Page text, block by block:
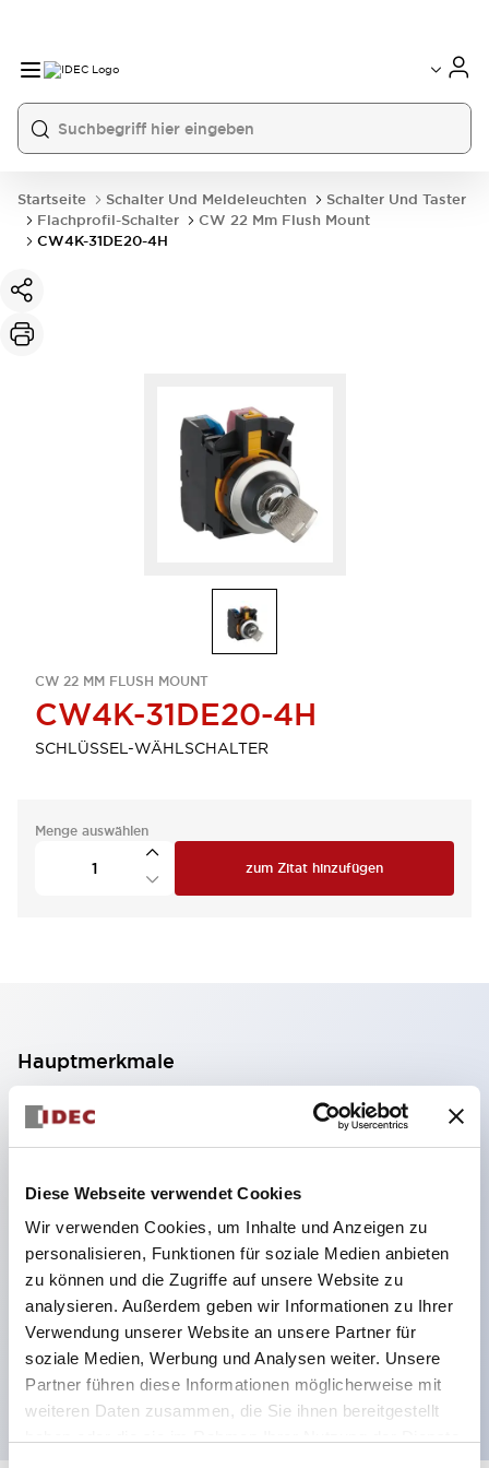
Diese Webseite verwendet Cookies
Wir verwenden Cookies, um Inhalte und Anzeigen zu
personalisieren, Funktionen für soziale Medien anbieten
zu können und die Zugriffe auf unsere Website zu
analysieren. Außerdem geben wir Informationen zu Ihrer
Verwendung unserer Website an unsere Partner für
soziale Medien, Werbung und Analysen weiter. Unsere
Partner führen diese Informationen möglicherweise mit
weiteren Daten zusammen, die Sie ihnen bereitgestellt
Startseite Schalter Und Meldeleuchten
Schalter Und Taster
Flachprofil-Schalter
CW 22 Mm Flush Mount
CW4K-31DE20-4H
CW 22 MM FLUSH MOUNT
CW4K-31DE20-4H
SCHLÜSSEL-WÄHLSCHALTER
Menge auswählen
zum Zitat hinzufügen
Hauptmerkmale
2-Kontakt-Block mit 2 Stufen, ermöglicht eine 4-
Kontakt-Konfiguration (Gewährleistung der
Isolierung zwischen den 2 Kontakten).
59,9 mm (※ 22-stufiger Kontaktblock).
Platzsparendes Design möglich.
Sicherheitsstruktur der 3. Generation: 2-Aktions-
Freisetzung, integrierter Schutz, IP20-
Fingerschutzstruktur